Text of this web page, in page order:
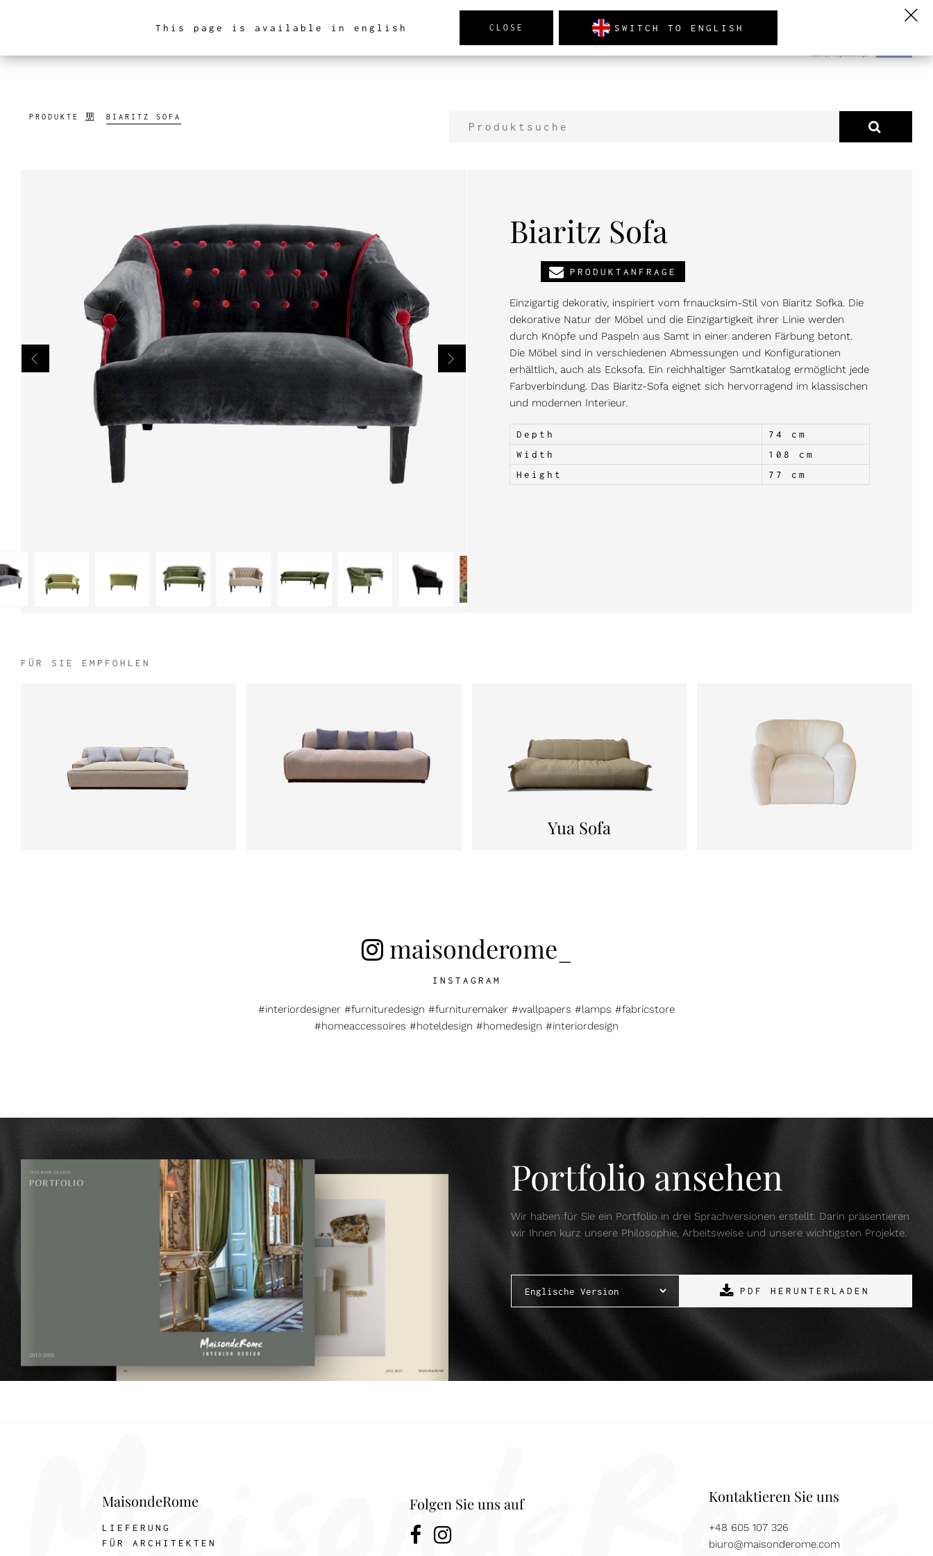
INNENARCHITEKTUR PRODUKTE NEUHEITEN AKTUELLES ÜBER UNS
PRODUKTE BIARITZ SOFA
Biaritz Sofa
PRODUKTANFRAGE
Einzigartig dekorativ, inspiriert vom frnaucksim-Stil von Biaritz Sofka. Die
dekorative Natur der Möbel und die Einzigartigkeit ihrer Linie werden
durch Knöpfe und Paspeln aus Samt in einer anderen Färbung betont.
Die Möbel sind in verschiedenen Abmessungen und Konfigurationen
erhältlich, auch als Ecksofa. Ein reichhaltiger Samtkatalog ermöglicht jede
Farbverbindung. Das Biaritz-Sofa eignet sich hervorragend im klassischen
und modernen Interieur.
Depth
74 cm
Width
108 cm
Height
77 cm
FÜR SIE EMPFOHLEN
Yua Sofa
maisonderome_
INSTAGRAM
#interiordesigner #furnituredesign #furnituremaker #wallpapers #lamps #fabricstore
#homeaccessoires #hoteldesign #homedesign #interiordesign
Portfolio ansehen
Wir haben für Sie ein Portfolio in drei Sprachversionen erstellt. Darin präsentieren
wir Ihnen kurz unsere Philosophie, Arbeitsweise und unsere wichtigsten Projekte.
PDF HERUNTERLADEN
MaisondeRome
LIEFERUNG
FÜR ARCHITEKTEN
Folgen Sie uns auf Kontaktieren Sie uns
+48 605 107 326
biuro@maisonderome.com
This page is available in english CLOSE SWITCH TO ENGLISH